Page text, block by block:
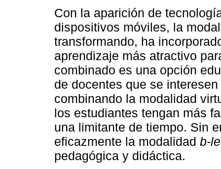
Con la aparición de
dispositivos móviles, la
transformando, ha
aprendizaje más atractivo
combinado es una opción
de docentes que se
combinando la modalidad
los estudiantes tengan más
una limitante de tiempo. Sin
eficazmente la modalidad b-
pedagógica y didáctica.